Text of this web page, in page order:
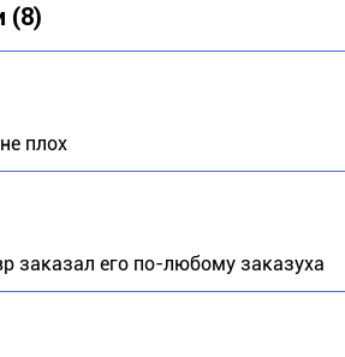
(8)
плох
заказал его по-любому заказуха